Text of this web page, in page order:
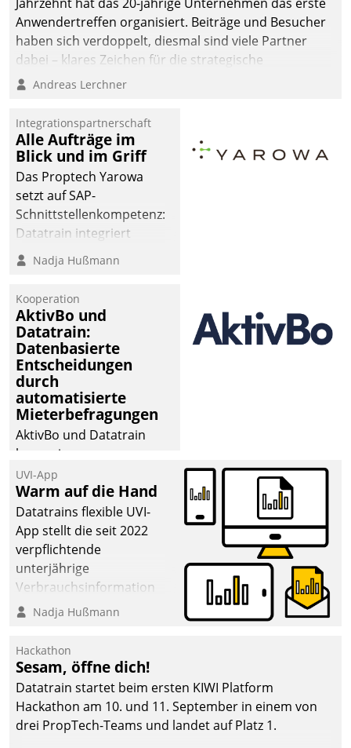
Anwendertreffen organisiert. Beiträge und Besucher
haben sich verdoppelt, diesmal sind viele Partner
dabei – klares Zeichen für die strategische
Fokussierung auf den Kunden.
Andreas Lerchner
Integrationspartnerschaft
Alle Aufträge im
Blick und im Griff
Das Proptech Yarowa
setzt auf SAP-
Schnittstellenkompetenz:
Datatrain integriert
Yarowas Portal zur
Vergabe und Verwaltung
operativen
Instandhaltung in die
SAP-Systemlandschaft
deutscher
Wohnungsunternehmen
– und beschleunigt damit
den Weg vom
Mieteranliegen zum
Nadja Hußmann
Kooperation
AktivBo und
Datatrain:
Datenbasierte
Entscheidungen
durch
automatisierte
Mieterbefragungen
AktivBo und Datatrain
kooperieren –
Immobilienunternehmen
profitieren: Die nahtlose
Integration der Lösungen
von AktivBo und
Datatrain ermöglicht
automatisiert ausgelöste,
zielgerichtete
Mieterbefragungen – eine
starke Grundlage für
intelligente,
datengestützte
Entscheidungen.
UVI-App
Warm auf die Hand
Datatrains flexible UVI-
App stellt die seit 2022
verpflichtende
unterjährige
Verbrauchsinformation
schnell, zuverlässig und
Die monatlichen
Mitteilungen zum
Heizungs- und
Wasserverbrauch gehen
automatisiert, vollständig
und auf Wunsch über
Nadja Hußmann
Hackathon
Sesam, öffne dich!
Datatrain startet beim ersten KIWI Platform
Hackathon am 10. und 11. September in einem von
drei PropTech-Teams und landet auf Platz 1.